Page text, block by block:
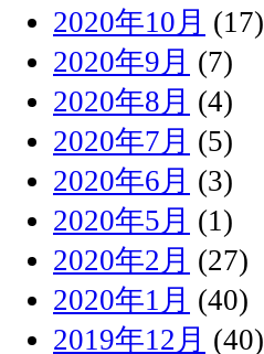
2020年10月 (17)
2020年9月 (7)
2020年8月 (4)
2020年7月 (5)
2020年6月 (3)
2020年5月 (1)
2020年2月 (27)
2020年1月 (40)
2019年12月 (40)